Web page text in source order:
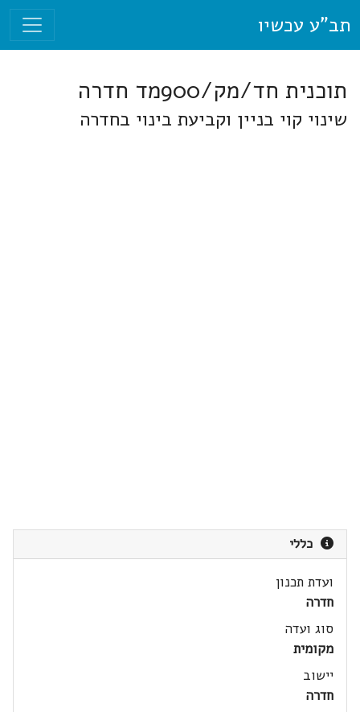
תב"ע עכשיו
תוכנית חד/מק/900מד חדרה
שינוי קוי בניין וקביעת בינוי בחדרה
כללי
ועדת תכנון
חדרה
סוג ועדה
מקומית
יישוב
חדרה